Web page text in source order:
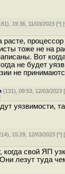
), 19:36, 11/03/2023 [^] [
процессор
тоже не на
Вот
не будет
не
(131), 09:53, 12/03/2023 [
уязвимости,
), 15:29, 12/03/2023 [^] [
когда свой ЯП
лезут туда